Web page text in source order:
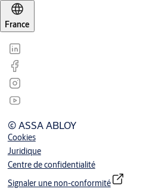
France
© ASSA ABLOY
Cookies
Juridique
Centre de confidentialité
Signaler une non-conformité